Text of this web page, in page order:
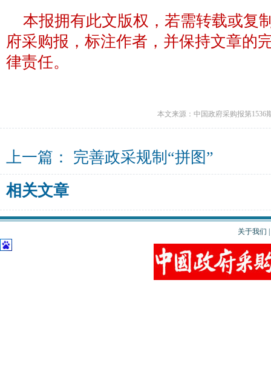
本报拥有此文版权，若需转载或复
府采购报，标注作者，并保持文章的
律责任。
本文来源：中国政府采购报第1536
上一篇： 完善政采规制“拼图”
相关文章
关于我们